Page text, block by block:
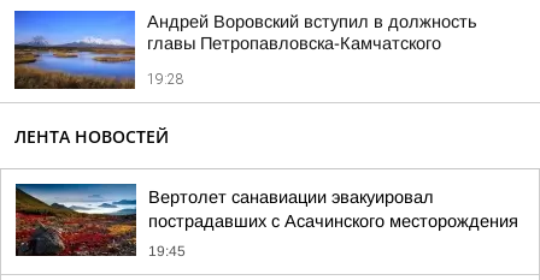
Андрей Воровский вступил в должность
главы Петропавловска-Камчатского
19:28
ЛЕНТА НОВОСТЕЙ
Вертолет санавиации эвакуировал
пострадавших с Асачинского месторождения
19:45